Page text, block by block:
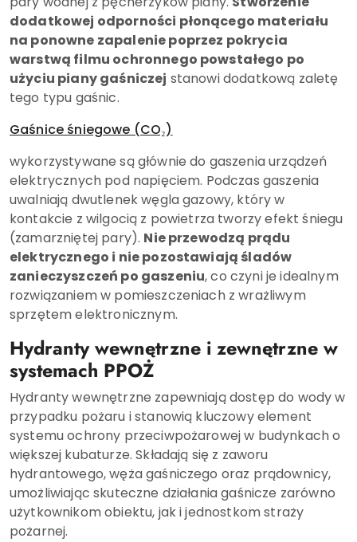
dodatkowej odporności płonącego materiału
na ponowne zapalenie poprzez pokrycia
warstwą filmu ochronnego powstałego po
użyciu piany gaśniczej stanowi dodatkową zaletę
tego typu gaśnic.
Gaśnice śniegowe (CO₂)
wykorzystywane są głównie do gaszenia urządzeń
elektrycznych pod napięciem. Podczas gaszenia
uwalniają dwutlenek węgla gazowy, który w
kontakcie z wilgocią z powietrza tworzy efekt śniegu
(zamarzniętej pary). Nie przewodzą prądu
elektrycznego i nie pozostawiają śladów
zanieczyszczeń po gaszeniu, co czyni je idealnym
rozwiązaniem w pomieszczeniach z wrażliwym
sprzętem elektronicznym.
Hydranty wewnętrzne i zewnętrzne w
systemach PPOŻ
Hydranty wewnętrzne zapewniają dostęp do wody w
przypadku pożaru i stanowią kluczowy element
systemu ochrony przeciwpożarowej w budynkach o
większej kubaturze. Składają się z zaworu
hydrantowego, węża gaśniczego oraz prądownicy,
umożliwiając skuteczne działania gaśnicze zarówno
użytkownikom obiektu, jak i jednostkom straży
pożarnej.